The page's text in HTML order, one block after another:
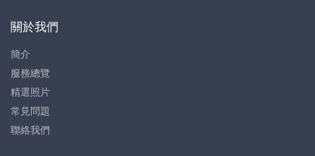
關於我們
簡介
服務總覽
精選照片
常見問題
聯絡我們